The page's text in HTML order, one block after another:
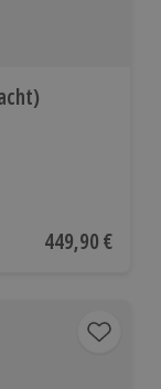
Aktueller Preis
449,90 €